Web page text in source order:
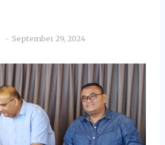
September 29, 2024